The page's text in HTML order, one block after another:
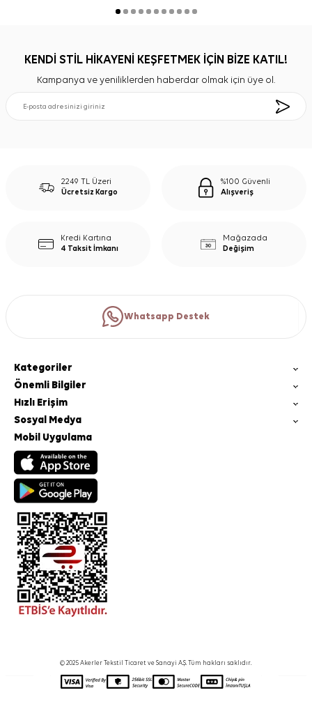
KENDİ STİL HİKAYENİ KEŞFETMEK İÇİN BİZE KATIL!
Kampanya ve yeniliklerden haberdar olmak için üye ol.
2249 TL Üzeri
Ücretsiz Kargo
%100 Güvenli
Alışveriş
Kredi Kartına
4 Taksit İmkanı
Mağazada
Değişim
Whatsapp Destek
Kategoriler
Önemli Bilgiler
Hızlı Erişim
Sosyal Medya
Mobil Uygulama
© 2025 Akerler Tekstil Ticaret ve Sanayi A.Ş. Tüm hakları saklıdır.